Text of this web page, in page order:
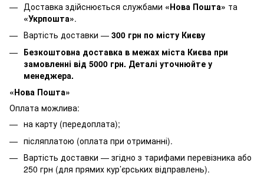
Доставка здійснюється службами «Нова Пошта» та
«Укрпошта».
Вартість доставки — 300 грн по місту Києву
Безкоштовна доставка в межах міста Києва при
замовленні від 5000 грн. Деталі уточнюйте у
менеджера.
«Нова Пошта»
Оплата можлива:
на карту (передоплата);
післяплатою (оплата при отриманні).
Вартість доставки — згідно з тарифами перевізника або
250 грн (для прямих кур’єрських відправлень).